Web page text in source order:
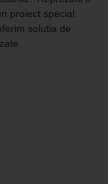
proiect special
solutia de